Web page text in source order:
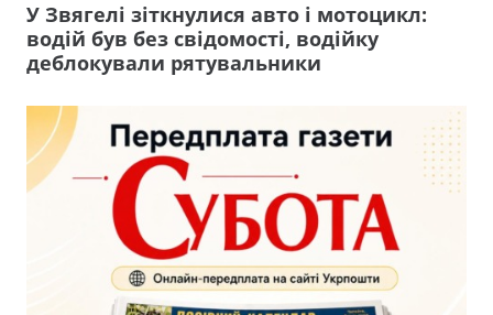
У Звягелі зіткнулися авто і мотоцикл:
водій був без свідомості, водійку
деблокували рятувальники